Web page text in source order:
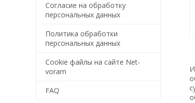
Согласие на обработку
персональных данных
Политика обработки
персональных данных
Cookie файлы на сайте Net-
voram
FAQ